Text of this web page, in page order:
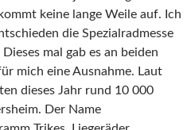
keine lange Weile auf. Ich
die Spezialradmesse
mal gab es an beiden
mich eine Ausnahme. Laut
dieses Jahr rund 10 000
Der Name